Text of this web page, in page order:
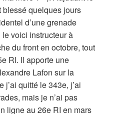
blessé quelques jours
d’une grenade
voici instructeur à
du front en octobre, tout
RI. Il apporte une
Lafon sur la
quitté le 343e, j’ai
mais je n’ai pas
ligne au 26e RI en mars